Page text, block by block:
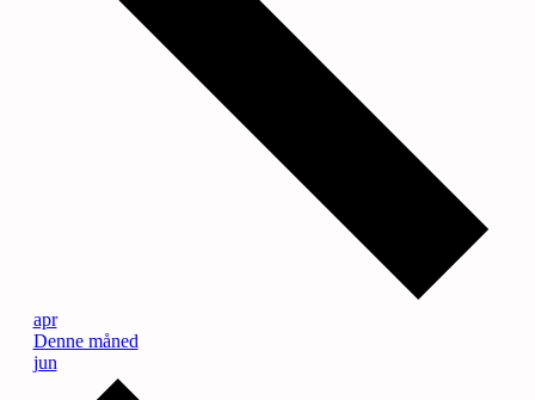
apr
Denne måned
jun